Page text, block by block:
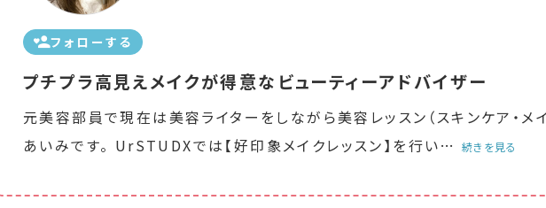
フォローする
プチプラ高見えメイクが得意なビューティーアドバイザー
元美容部員で現在は美容ライターをしながら美容レッスン（スキンケア・メ
あいみです。 UrSTUDXでは【好印象メイクレッスン】を行い…続きを見る